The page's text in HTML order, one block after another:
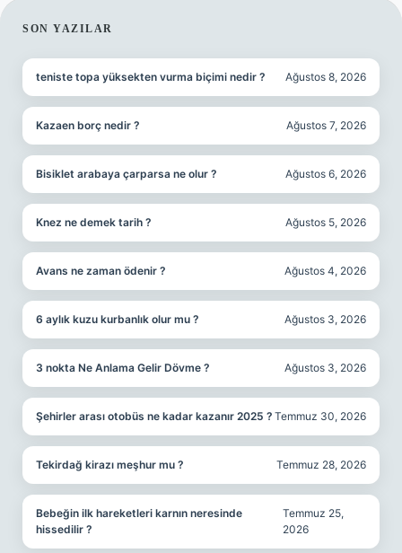
SIDEBAR
SON YAZILAR
teniste topa yüksekten vurma biçimi nedir ? Ağustos 8, 2026
Kazaen borç nedir ? Ağustos 7, 2026
Bisiklet arabaya çarparsa ne olur ? Ağustos 6, 2026
Knez ne demek tarih ? Ağustos 5, 2026
Avans ne zaman ödenir ? Ağustos 4, 2026
6 aylık kuzu kurbanlık olur mu ? Ağustos 3, 2026
3 nokta Ne Anlama Gelir Dövme ? Ağustos 3, 2026
Şehirler arası otobüs ne kadar kazanır 2025 ? Temmuz 30, 2026
Tekirdağ kirazı meşhur mu ? Temmuz 28, 2026
Bebeğin ilk hareketleri karnın neresinde
hissedilir ?
Temmuz 25,
2026